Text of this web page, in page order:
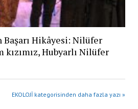
Başarı Hikâyesi: Nilüfer
Hubyarlı Nilüfer
EKOLOJİ kategorisinden daha fazla yazı »